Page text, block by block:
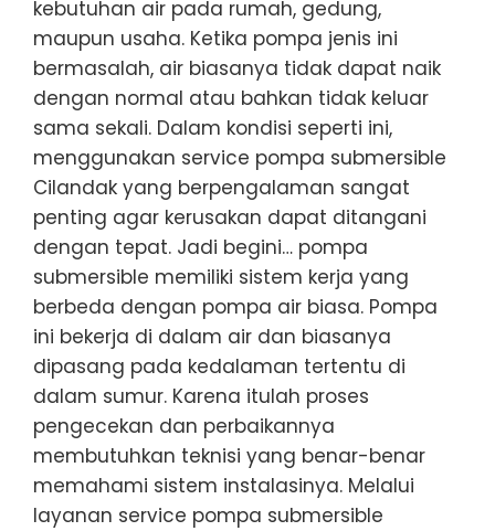
kebutuhan air pada rumah, gedung,
maupun usaha. Ketika pompa jenis ini
bermasalah, air biasanya tidak dapat naik
dengan normal atau bahkan tidak keluar
sama sekali. Dalam kondisi seperti ini,
menggunakan service pompa submersible
Cilandak yang berpengalaman sangat
penting agar kerusakan dapat ditangani
dengan tepat. Jadi begini… pompa
submersible memiliki sistem kerja yang
berbeda dengan pompa air biasa. Pompa
ini bekerja di dalam air dan biasanya
dipasang pada kedalaman tertentu di
dalam sumur. Karena itulah proses
pengecekan dan perbaikannya
membutuhkan teknisi yang benar-benar
memahami sistem instalasinya. Melalui
layanan service pompa submersible